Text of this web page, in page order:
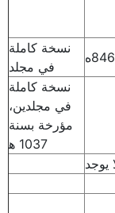
846ه
نسخة كاملة
في مجلد
نسخة كاملة
في مجلدين،
مؤرخة بسنة
1037 ه‍
يوجد